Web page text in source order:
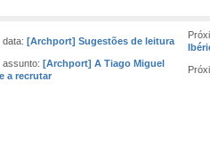
data: [Archport] Sugestões de leitura
assunto: [Archport] A Tiago Miguel
a recrutar